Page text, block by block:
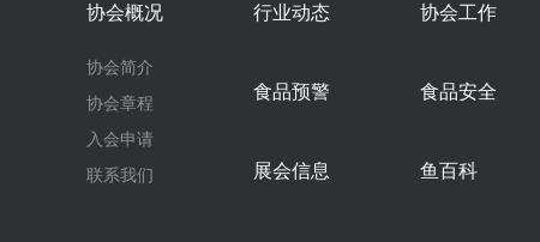
协会概况
协会简介
协会章程
入会申请
联系我们
行业动态 协会工作
食品预警 食品安全
展会信息 鱼百科